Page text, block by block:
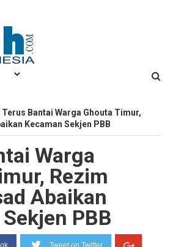
Terus Bantai Warga Ghouta Timur,
Kecaman Sekjen PBB
Warga
Rezim
Abaikan
PBB
Tweet on Twitter